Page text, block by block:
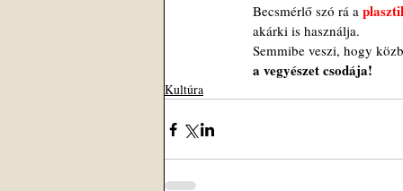
Becsmérlő szó rá a
akárki is használja.
Semmibe veszi, hogy
a vegyészet csodája!
Kultúra